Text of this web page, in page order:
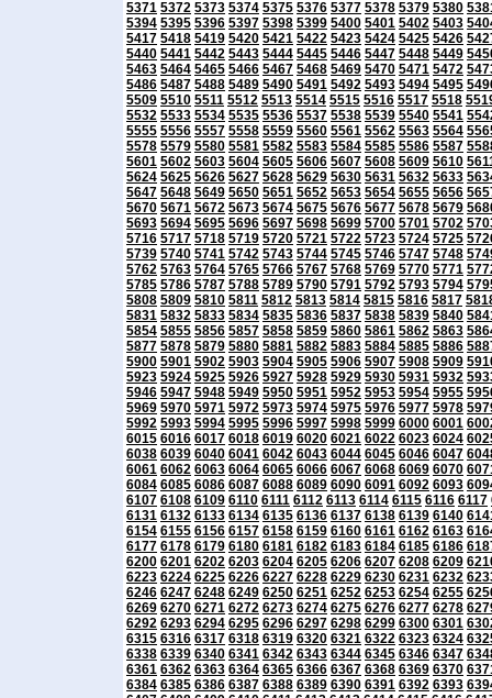
5371 5372 5373 5374 5375 5376 5377 5378 5379 5380
5394 5395 5396 5397 5398 5399 5400 5401 5402 5403
5417 5418 5419 5420 5421 5422 5423 5424 5425 5426
5440 5441 5442 5443 5444 5445 5446 5447 5448 5449
5463 5464 5465 5466 5467 5468 5469 5470 5471 5472
5486 5487 5488 5489 5490 5491 5492 5493 5494 5495
5509 5510 5511 5512 5513 5514 5515 5516 5517 5518
5532 5533 5534 5535 5536 5537 5538 5539 5540 5541
5555 5556 5557 5558 5559 5560 5561 5562 5563 5564
5578 5579 5580 5581 5582 5583 5584 5585 5586 5587
5601 5602 5603 5604 5605 5606 5607 5608 5609 5610
5624 5625 5626 5627 5628 5629 5630 5631 5632 5633
5647 5648 5649 5650 5651 5652 5653 5654 5655 5656
5670 5671 5672 5673 5674 5675 5676 5677 5678 5679
5693 5694 5695 5696 5697 5698 5699 5700 5701 5702
5716 5717 5718 5719 5720 5721 5722 5723 5724 5725
5739 5740 5741 5742 5743 5744 5745 5746 5747 5748
5762 5763 5764 5765 5766 5767 5768 5769 5770 5771
5785 5786 5787 5788 5789 5790 5791 5792 5793 5794
5808 5809 5810 5811 5812 5813 5814 5815 5816 5817
5831 5832 5833 5834 5835 5836 5837 5838 5839 5840
5854 5855 5856 5857 5858 5859 5860 5861 5862 5863
5877 5878 5879 5880 5881 5882 5883 5884 5885 5886
5900 5901 5902 5903 5904 5905 5906 5907 5908 5909
5923 5924 5925 5926 5927 5928 5929 5930 5931 5932
5946 5947 5948 5949 5950 5951 5952 5953 5954 5955
5969 5970 5971 5972 5973 5974 5975 5976 5977 5978
5992 5993 5994 5995 5996 5997 5998 5999 6000 6001
6015 6016 6017 6018 6019 6020 6021 6022 6023 6024
6038 6039 6040 6041 6042 6043 6044 6045 6046 6047
6061 6062 6063 6064 6065 6066 6067 6068 6069 6070
6084 6085 6086 6087 6088 6089 6090 6091 6092 6093
6107 6108 6109 6110 6111 6112 6113 6114 6115 6116 6117
6131 6132 6133 6134 6135 6136 6137 6138 6139 6140
6154 6155 6156 6157 6158 6159 6160 6161 6162 6163
6177 6178 6179 6180 6181 6182 6183 6184 6185 6186
6200 6201 6202 6203 6204 6205 6206 6207 6208 6209
6223 6224 6225 6226 6227 6228 6229 6230 6231 6232
6246 6247 6248 6249 6250 6251 6252 6253 6254 6255
6269 6270 6271 6272 6273 6274 6275 6276 6277 6278
6292 6293 6294 6295 6296 6297 6298 6299 6300 6301
6315 6316 6317 6318 6319 6320 6321 6322 6323 6324
6338 6339 6340 6341 6342 6343 6344 6345 6346 6347
6361 6362 6363 6364 6365 6366 6367 6368 6369 6370
6384 6385 6386 6387 6388 6389 6390 6391 6392 6393